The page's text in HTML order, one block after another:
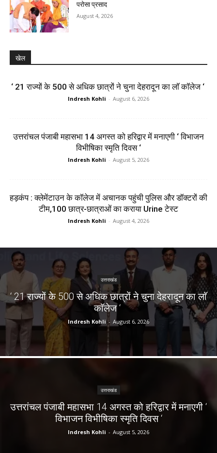
परोसा प्रसाद
August 4, 2026
खेल
‘ 21 राज्यों के 500 से अधिक छात्रों ने चुना देहरादून का लाॅ काॅलेज ‘
Indresh Kohli - August 6, 2026
उत्तरांचल पंजाबी महासभा 14 अगस्त को हरिद्वार में मनाएगी ‘ विभाजन
विभीषिका स्मृति दिवस ‘
Indresh Kohli - August 5, 2026
हड़कंप : क्लेमेंटाउन के कॉलेज में अचानक पहुंची पुलिस और डॉक्टरों की
टीम,100 छात्र-छात्राओं का कराया Urine टेस्ट
Indresh Kohli - August 4, 2026
उत्तराखंड
‘ 21 राज्यों के 500 से अधिक छात्रों ने चुना देहरादून का लाॅ
काॅलेज ‘
Indresh Kohli - August 6, 2026
उत्तराखंड
उत्तरांचल पंजाबी महासभा 14 अगस्त को हरिद्वार में मनाएगी ‘
विभाजन विभीषिका स्मृति दिवस ‘
Indresh Kohli - August 5, 2026